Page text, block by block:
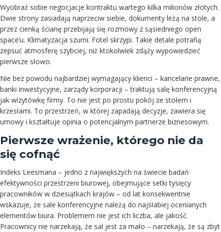
Wyobraź sobie negocjacje kontraktu wartego kilka milionów złotych.
Dwie strony zasiadają naprzeciw siebie, dokumenty leżą na stole, a
przez cienką ścianę przebijają się rozmowy z sąsiedniego open
space’u. Klimatyzacja szumi. Fotel skrzypi. Takie detale potrafią
zepsuć atmosferę szybciej, niż ktokolwiek zdąży wypowiedzieć
pierwsze słowo.
Nie bez powodu najbardziej wymagający klienci – kancelarie prawne,
banki inwestycyjne, zarządy korporacji – traktują salę konferencyjną
jak wizytówkę firmy. To nie jest po prostu pokój ze stołem i
krzesłami. To przestrzeń, w której zapadają decyzje, zawiera się
umowy i kształtuje opinia o potencjalnym partnerze biznesowym.
Pierwsze wrażenie, którego nie da
się cofnąć
Indeks Leesmana – jedno z największych na świecie badań
efektywności przestrzeni biurowej, obejmujące setki tysięcy
pracowników w dziesiątkach krajów – od lat konsekwentnie
wskazuje, że sale konferencyjne należą do najsłabiej ocenianych
elementów biura. Problemem nie jest ich liczba, ale jakość.
Pracownicy nie narzekają, że sal jest za mało – narzekają, że są zbyt